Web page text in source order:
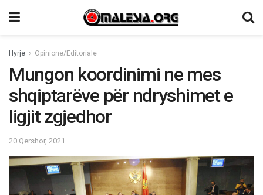
Hyrje Opinione/Editoriale
Mungon koordinimi ne mes
shqiptarëve për ndryshimet e
ligjit zgjedhor
20 Qershor, 2021